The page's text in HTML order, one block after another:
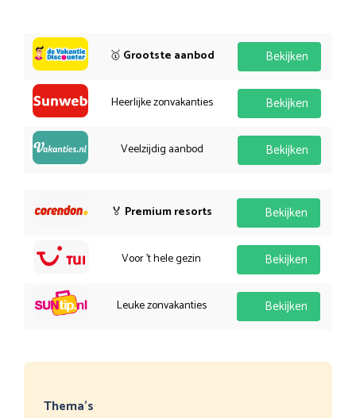
🥇 Grootste aanbod Bekijken
Heerlijke zonvakanties Bekijken
Veelzijdig aanbod Bekijken
🏅 Premium resorts Bekijken
Voor 't hele gezin Bekijken
Leuke zonvakanties Bekijken
Thema’s